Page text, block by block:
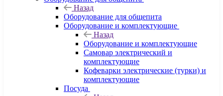
Назад
Оборудование для общепита
Оборудование и комплектующие
Назад
Оборудование и комплектующие
Самовар электрический и
комплектующие
Кофеварки электрические (турки) и
комплектующие
Посуда